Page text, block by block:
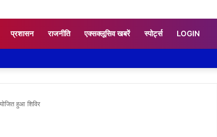
प्रशासन राजनीति एक्सक्लूसिव खबरें स्पोर्ट्स LOGIN
हुआ शिविर